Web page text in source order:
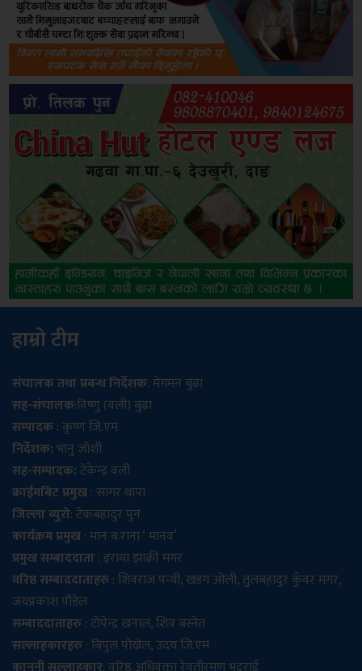
हाम्रो टीम
संचालक तथा प्रबन्ध निर्देशक: मेगमन बुढा
सह-संचालक:विष्णु (वली) बुढा
सम्पादक: कृष्ण जि.एम
निर्देशक:भानु जोशी
सह-सम्पादक:टेकेन्द्र वली
क्राईमबिट प्रमुख: सागर थापा
जिल्ला ब्युरो: टेकबहादुर पुन
कार्यक्रम प्रमुख: मान ब.राना ‘ मानव’
प्रमुख सम्बाददाता: इराधा झाक्री मगर
वरिष्ठ सम्बाददाताहरु: शिवराज पन्थी, खडग ओली, तुलबहादुर कुँवर मगर,
जयप्रकाश पौडेल
सम्बाददाताहरु: टोपेन्द्र खनाल, शिव बस्नेत
सल्लाहकारहरु: बिपुल पोख्रेल, उदय जि.एम